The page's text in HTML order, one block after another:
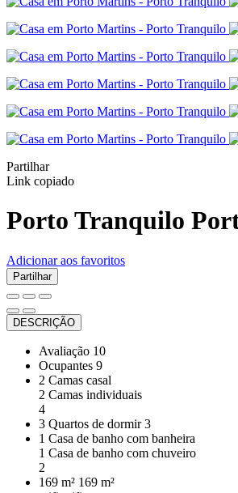
Partilhar
Link copiado
Porto Tranquilo
Adicionar aos favoritos
Partilhar
DESCRIÇÃO
Avaliação 10
Ocupantes 9
2 Camas casal
2 Camas individuais
4
3 Quartos de dormir 3
1 Casa de banho com banheira
1 Casa de banho com chuveiro
2
169 m² 169 m²